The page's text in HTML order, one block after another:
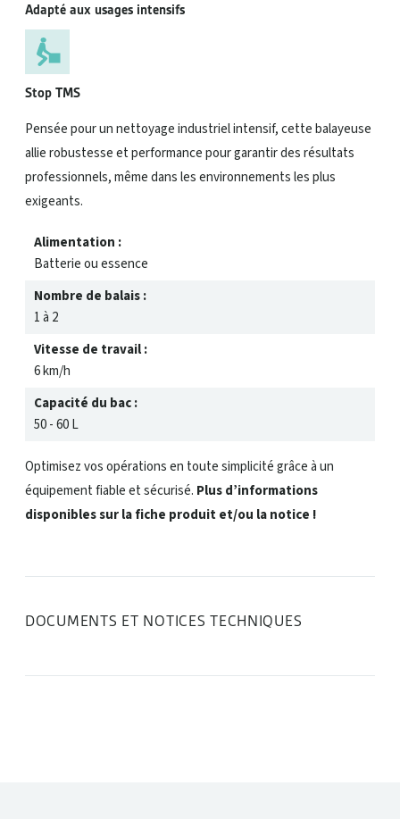
Adapté aux usages intensifs
Stop TMS
Pensée pour un nettoyage industriel intensif, cette balayeuse
allie robustesse et performance pour garantir des résultats
professionnels, même dans les environnements les plus
exigeants.
Alimentation :
Batterie ou essence
Nombre de balais :
1 à 2
Vitesse de travail :
6 km/h
Capacité du bac :
50 - 60 L
Optimisez vos opérations en toute simplicité grâce à un
équipement fiable et sécurisé. Plus d’informations
disponibles sur la fiche produit et/ou la notice !
DOCUMENTS ET NOTICES TECHNIQUES